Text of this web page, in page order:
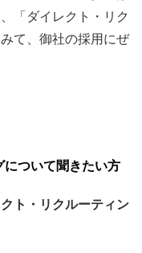
「ダイレクト・リク
て、御社の採用にぜ
ついて聞きたい方
ト・リクルーティン